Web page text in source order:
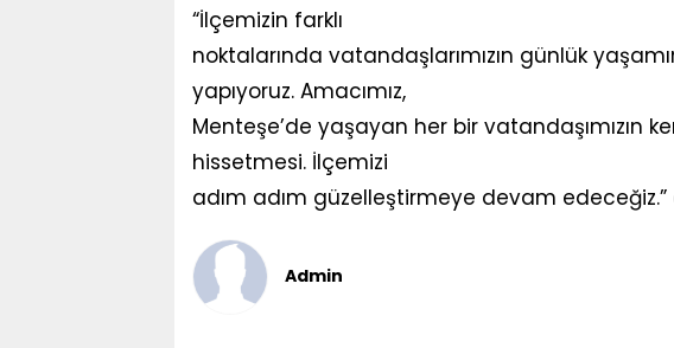
“İlçemizin farklı
noktalarında vatandaşlarımızın günlük
yapıyoruz. Amacımız,
Menteşe’de yaşayan her bir vatandaşımızın
hissetmesi. İlçemizi
adım adım güzelleştirmeye devam edeceğiz.”
Admin